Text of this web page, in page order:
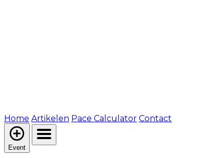
Home Artikelen Pace Calculator Contact
Event